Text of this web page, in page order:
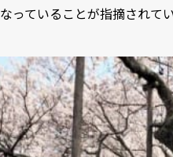
なっていることが指摘されて